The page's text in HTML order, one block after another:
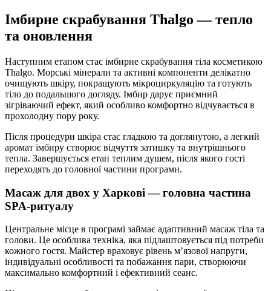
Імбирне скрабування Thalgo — тепло
та оновлення
Наступним етапом стає імбирне скрабування тіла косметикою
Thalgo. Морські мінерали та активні компоненти делікатно
очищують шкіру, покращують мікроциркуляцію та готують
тіло до подальшого догляду. Імбир дарує приємний
зігріваючий ефект, який особливо комфортно відчувається в
прохолодну пору року.
Після процедури шкіра стає гладкою та доглянутою, а легкий
аромат імбиру створює відчуття затишку та внутрішнього
тепла. Завершується етап теплим душем, після якого гості
переходять до головної частини програми.
Масаж для двох у Харкові — головна частина
SPA-ритуалу
Центральне місце в програмі займає адаптивний масаж тіла та
голови. Це особлива техніка, яка підлаштовується під потреби
кожного гостя. Майстер враховує рівень м’язової напруги,
індивідуальні особливості та побажання пари, створюючи
максимально комфортний і ефективний сеанс.